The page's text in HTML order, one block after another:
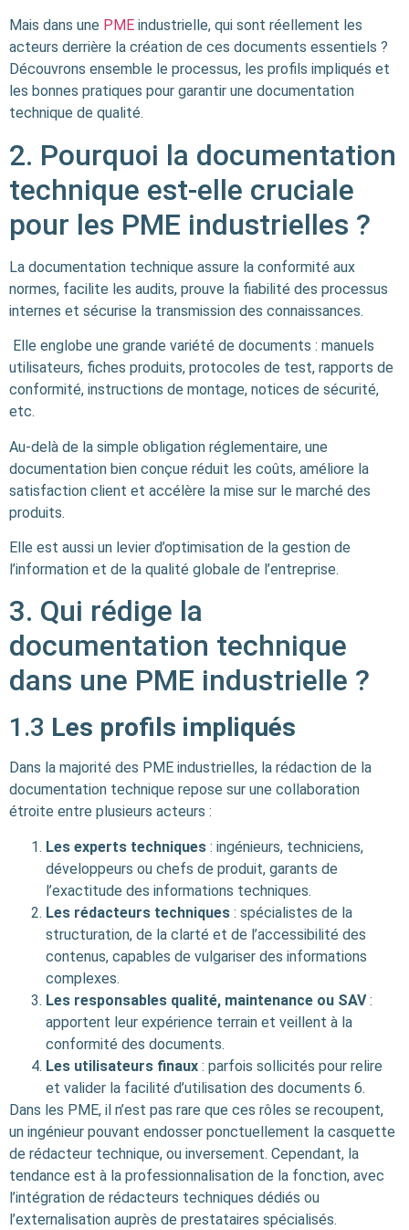
Mais dans une PME industrielle, qui sont réellement les
acteurs derrière la création de ces documents essentiels ?
Découvrons ensemble le processus, les profils impliqués et
les bonnes pratiques pour garantir une documentation
technique de qualité.
2. Pourquoi la documentation
technique est-elle cruciale
pour les PME industrielles ?
La documentation technique assure la conformité aux
normes, facilite les audits, prouve la fiabilité des processus
internes et sécurise la transmission des connaissances.
Elle englobe une grande variété de documents : manuels
utilisateurs, fiches produits, protocoles de test, rapports de
conformité, instructions de montage, notices de sécurité,
etc.
Au-delà de la simple obligation réglementaire, une
documentation bien conçue réduit les coûts, améliore la
satisfaction client et accélère la mise sur le marché des
produits.
Elle est aussi un levier d’optimisation de la gestion de
l’information et de la qualité globale de l’entreprise.
3. Qui rédige la
documentation technique
dans une PME industrielle ?
1.3 Les profils impliqués
Dans la majorité des PME industrielles, la rédaction de la
documentation technique repose sur une collaboration
étroite entre plusieurs acteurs :
Les experts techniques : ingénieurs, techniciens,
développeurs ou chefs de produit, garants de
l’exactitude des informations techniques.
Les rédacteurs techniques : spécialistes de la
structuration, de la clarté et de l’accessibilité des
contenus, capables de vulgariser des informations
complexes.
Les responsables qualité, maintenance ou SAV:
apportent leur expérience terrain et veillent à la
conformité des documents.
Les utilisateurs finaux : parfois sollicités pour relire
et valider la facilité d’utilisation des documents 6.
Dans les PME, il n’est pas rare que ces rôles se recoupent,
un ingénieur pouvant endosser ponctuellement la casquette
de rédacteur technique, ou inversement. Cependant, la
tendance est à la professionnalisation de la fonction, avec
l’intégration de rédacteurs techniques dédiés ou
l’externalisation auprès de prestataires spécialisés.